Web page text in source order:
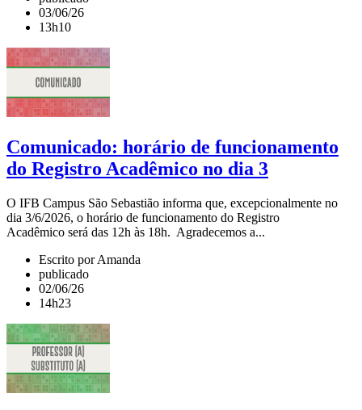
03/06/26
13h10
Comunicado: horário de funcionamento
do Registro Acadêmico no dia 3
O IFB Campus São Sebastião informa que, excepcionalmente no
dia 3/6/2026, o horário de funcionamento do Registro
Acadêmico será das 12h às 18h. Agradecemos a...
Escrito por Amanda
publicado
02/06/26
14h23